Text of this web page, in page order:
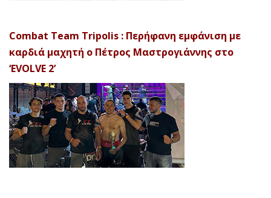
Combat Team Tripolis : Περήφανη εμφάνιση με
καρδιά μαχητή ο Πέτρος Μαστρογιάννης στο
‘EVOLVE 2’